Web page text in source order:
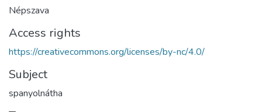
Népszava
Access rights
https://creativecommons.org/licenses/by-nc/4.0/
Subject
spanyolnátha